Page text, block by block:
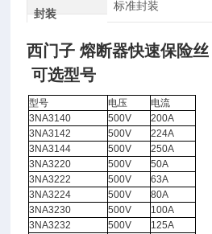
封装
标准封装
西门子 熔断器快速保险
可选型号
型号 电压
电流
3NA3140
500V
200A
3NA3142
500V
224A
3NA3144
500V
250A
3NA3220
500V
50A
3NA3222
500V
63A
3NA3224
500V
80A
3NA3230
500V
100A
3NA3232
500V
125A